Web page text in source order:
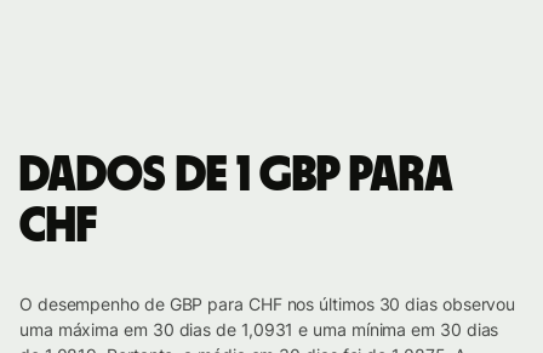
Dados de 1 GBP para
CHF
O desempenho de GBP para CHF nos últimos 30 dias observou
uma máxima em 30 dias de 1,0931 e uma mínima em 30 dias